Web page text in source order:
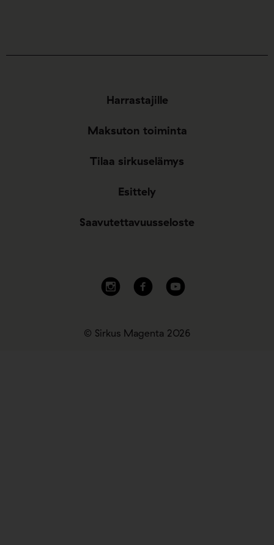
Harrastajille
Maksuton toiminta
Tilaa sirkuselämys
Esittely
Saavutettavuusseloste
© Sirkus Magenta 2026